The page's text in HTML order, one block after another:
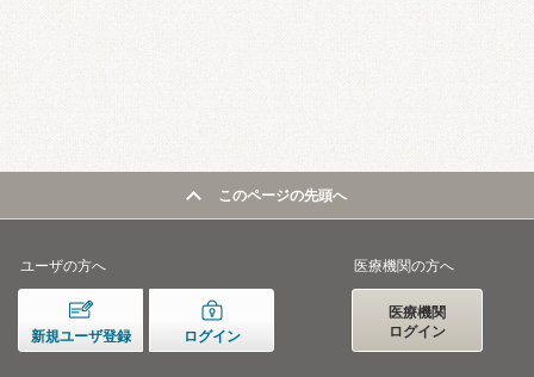
このページの先頭へ
ユーザの方へ
新規ユーザ登録 ログイン
医療機関の方へ
医療機関
ログイン